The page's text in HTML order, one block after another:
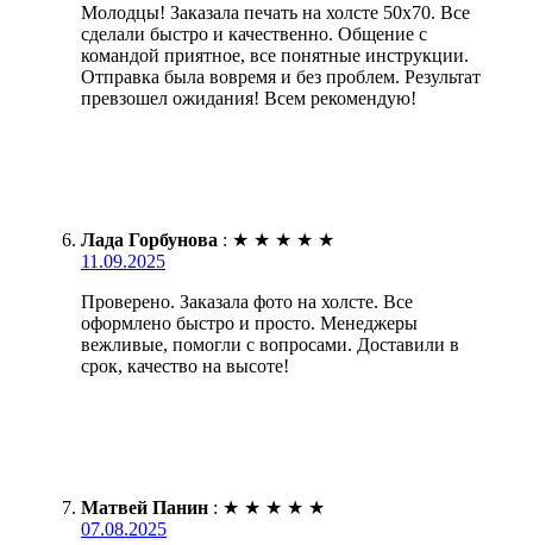
Молодцы! Заказала печать на холсте 50х70. Все
сделали быстро и качественно. Общение с
командой приятное, все понятные инструкции.
Отправка была вовремя и без проблем. Результат
превзошел ожидания! Всем рекомендую!
Лада Горбунова : ★ ★ ★ ★ ★
11.09.2025
Проверено. Заказала фото на холсте. Все
оформлено быстро и просто. Менеджеры
вежливые, помогли с вопросами. Доставили в
срок, качество на высоте!
Матвей Панин : ★ ★ ★ ★ ★
07.08.2025